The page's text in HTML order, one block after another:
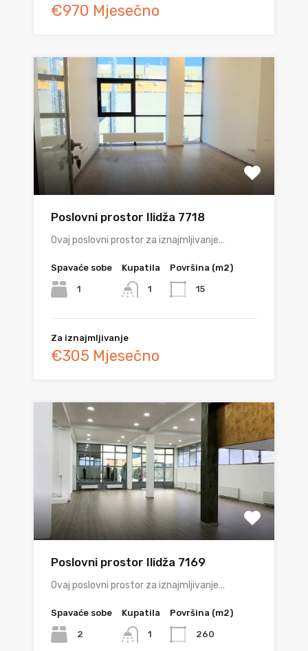
€970 Mjesečno
Poslovni prostor Ilidža 7718
Ovaj poslovni prostor za iznajmljivanje…
Spavaće sobe
1
Kupatila
1
Površina (m2)
15
Za iznajmljivanje
€305 Mjesečno
Poslovni prostor Ilidža 7169
Ovaj poslovni prostor za iznajmljivanje…
Spavaće sobe
2
Kupatila
1
Površina (m2)
260